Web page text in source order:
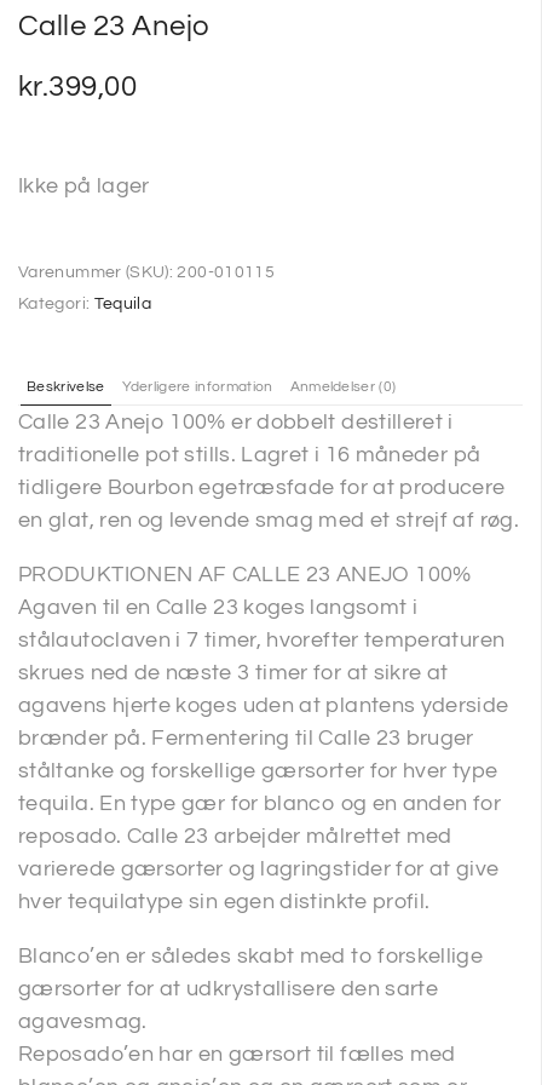
Calle 23 Anejo
kr.399,00
Ikke på lager
Varenummer (SKU):200-010115
Kategori: Tequila
Beskrivelse Yderligere information Anmeldelser (0)
Calle 23 Anejo 100% er dobbelt destilleret i
traditionelle pot stills. Lagret i 16 måneder på
tidligere Bourbon egetræsfade for at producere
en glat, ren og levende smag med et strejf af røg.
PRODUKTIONEN AF CALLE 23 ANEJO 100%
Agaven til en Calle 23 koges langsomt i
stålautoclaven i 7 timer, hvorefter temperaturen
skrues ned de næste 3 timer for at sikre at
agavens hjerte koges uden at plantens yderside
brænder på. Fermentering til Calle 23 bruger
ståltanke og forskellige gærsorter for hver type
tequila. En type gær for blanco og en anden for
reposado. Calle 23 arbejder målrettet med
varierede gærsorter og lagringstider for at give
hver tequilatype sin egen distinkte profil.
Blanco’en er således skabt med to forskellige
gærsorter for at udkrystallisere den sarte
agavesmag.
Reposado’en har en gærsort til fælles med